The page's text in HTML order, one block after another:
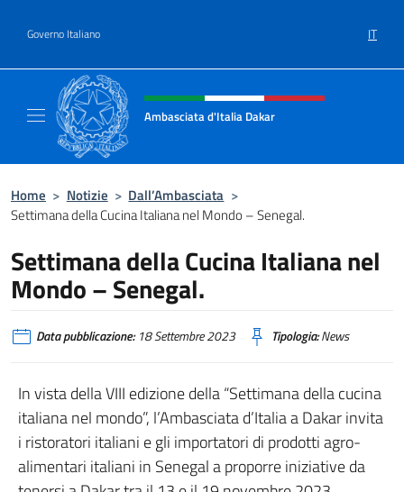
Governo Italiano IT
Intestazione sito, social e menù
Ambasciata d'Italia Dakar
Home > Notizie > Dall’Ambasciata >
Settimana della Cucina Italiana nel Mondo – Senegal.
Settimana della Cucina Italiana nel
Mondo – Senegal.
Data pubblicazione:18 Settembre 2023 Tipologia:News
In vista della VIII edizione della “Settimana della cucina
italiana nel mondo”, l’Ambasciata d’Italia a Dakar invita
i ristoratori italiani e gli importatori di prodotti agro-
alimentari italiani in Senegal a proporre iniziative da